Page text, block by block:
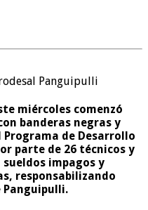
Panguipulli
miércoles comenzó
banderas negras y
de Desarrollo
parte de 26 técnicos y
impagos y
responsabilizando